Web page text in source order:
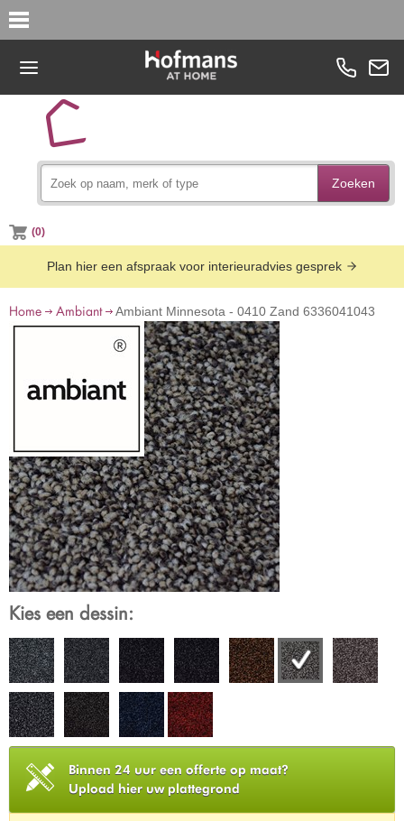
Zoeken
(0)
Plan hier een afspraak voor interieuradvies gesprek
Home Ambiant Ambiant Minnesota - 0410 Zand 6336041043
Kies een dessin:
Binnen 24 uur een offerte op maat?
Upload hier uw plattegrond